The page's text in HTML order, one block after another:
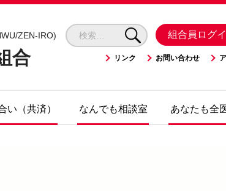
ZEN-IRO)
合
組合員ログ
リンク お問い合わせ
い（共済） なんでも相談室 あなたも全